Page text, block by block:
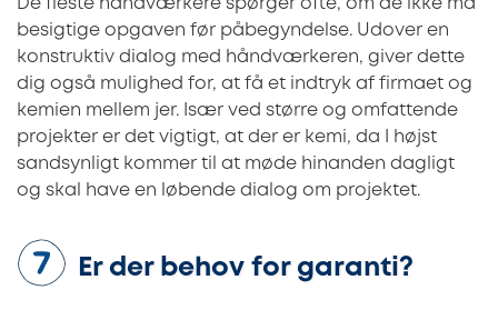
De fleste håndværkere spørger ofte, om de ikke må
besigtige opgaven før påbegyndelse. Udover en
konstruktiv dialog med håndværkeren, giver dette
dig også mulighed for, at få et indtryk af firmaet og
kemien mellem jer. Især ved større og omfattende
projekter er det vigtigt, at der er kemi, da I højst
sandsynligt kommer til at møde hinanden dagligt
og skal have en løbende dialog om projektet.
Er der behov for garanti?